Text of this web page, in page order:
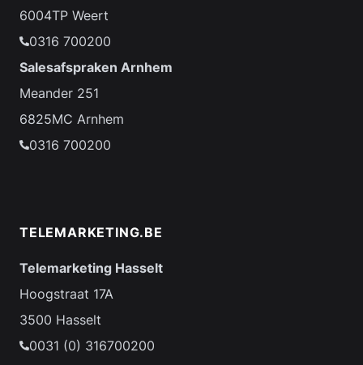
6004TP Weert
0316 700200
Salesafspraken Arnhem
Meander 251
6825MC Arnhem
0316 700200
TELEMARKETING.BE
Telemarketing Hasselt
Hoogstraat 17A
3500 Hasselt
0031 (0) 316700200